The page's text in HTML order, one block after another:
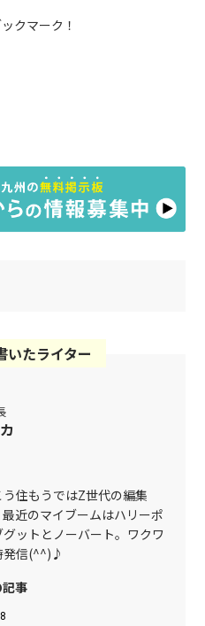
クマーク！
いたライター
住もうではZ世代の編集
近のマイブームはハリーポ
ットとノーバート。ワクワ
発信(^^)♪
事